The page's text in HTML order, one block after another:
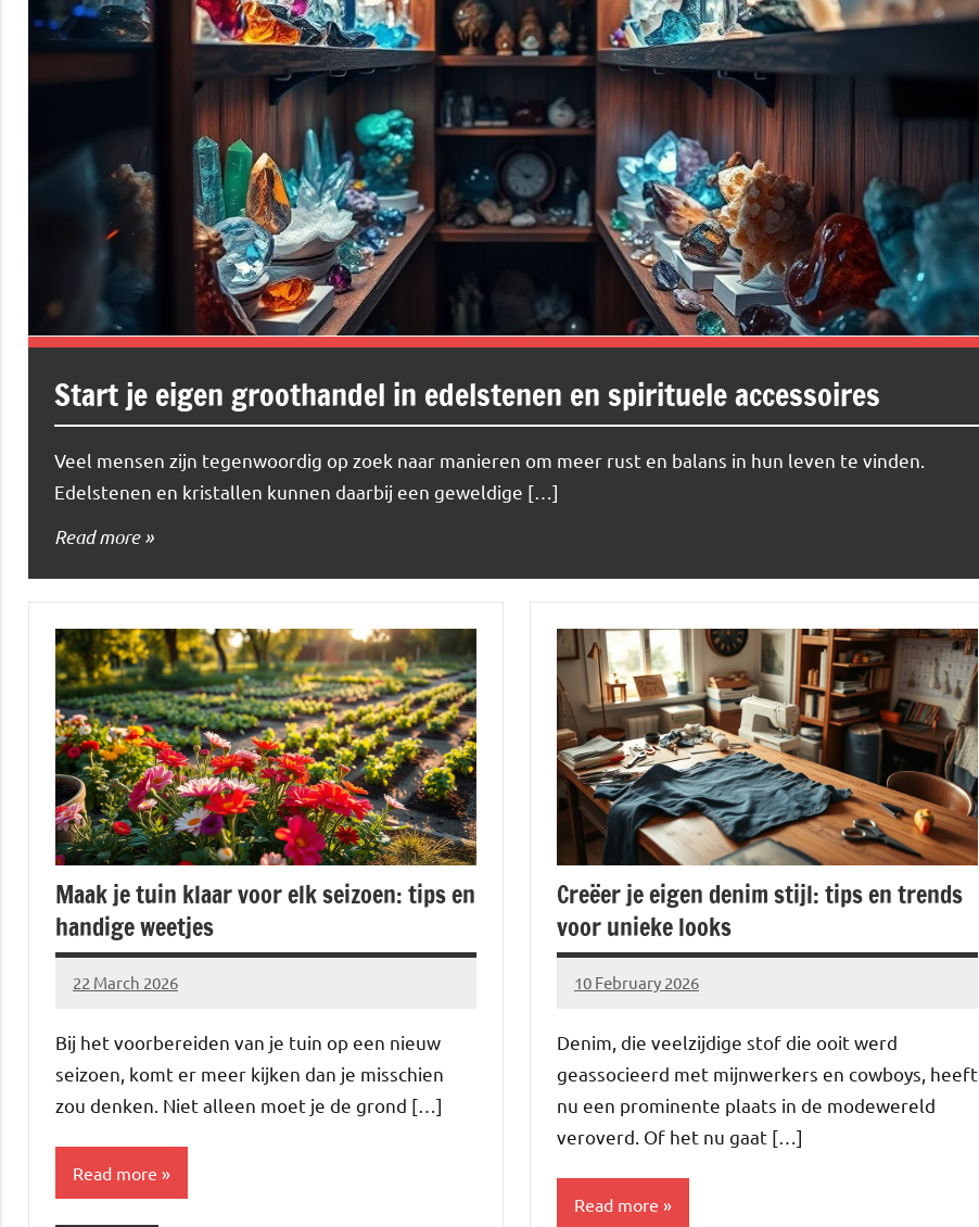
Start je eigen groothandel in edelstenen en spirituele accessoires
Veel mensen zijn tegenwoordig op zoek naar manieren om meer rust en balans in hun leven te vinden.
Edelstenen en kristallen kunnen daarbij een geweldige […]
Read more
Maak je tuin klaar voor elk seizoen: tips en
handige weetjes
22 March 2026
Brechtje
Bij het voorbereiden van je tuin op een nieuw
seizoen, komt er meer kijken dan je misschien
zou denken. Niet alleen moet je de grond […]
Read more
Creëer je eigen denim stijl: tips en trends
voor unieke looks
10 February 2026
Brechtje
Denim, die veelzijdige stof die ooit werd
geassocieerd met mijnwerkers en cowboys, heeft
nu een prominente plaats in de modewereld
veroverd. Of het nu gaat […]
Read more